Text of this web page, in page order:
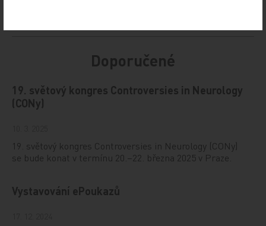
Doporučené
19. světový kongres Controversies in Neurology
(CONy)
19. světový kongres Controversies in Neurology (CONy)
se bude konat v termínu 20.–22. března 2025 v Praze.
Vystavování ePoukazů